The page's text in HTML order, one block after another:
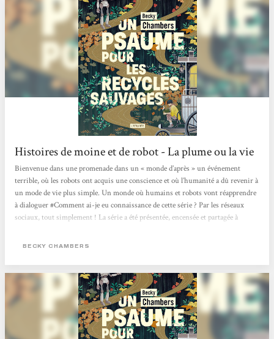
Histoires de moine et de robot - La plume ou la vie
Bienvenue dans une promenade dans un « monde d’après » un événement
terrible, où les robots ont acquis une conscience et où l’humanité a dû revenir à
un mode de vie plus simple. Un monde où humains et robots vont réapprendre
à dialoguer #Comment ai-je eu connaissance de cette série ? Par les réseaux
sociaux, tout simplement ! La série a été présentée, encensée et partagée à
m’ont vite parlé. #Philosophie...
BECKY CHAMBERS